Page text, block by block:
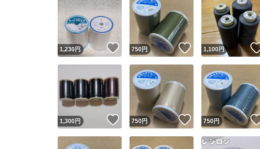
1,230円 いいね！
750円 いいね！
1,100円
1,300円 いいね！
750円 いいね！
750円